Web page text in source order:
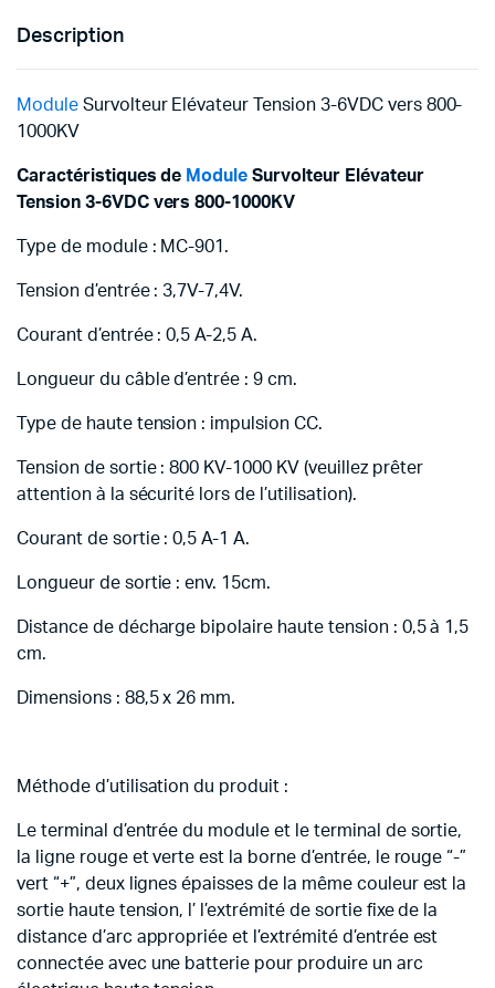
Description
ModuleSurvolteur Elévateur Tension 3-6VDC vers 800-
1000KV
Caractéristiques de Module Survolteur Elévateur
Tension 3-6VDC vers 800-1000KV
Type de module : MC-901.
Tension d’entrée : 3,7V-7,4V.
Courant d’entrée : 0,5 A-2,5 A.
Longueur du câble d’entrée : 9 cm.
Type de haute tension : impulsion CC.
Tension de sortie : 800 KV-1000 KV (veuillez prêter
attention à la sécurité lors de l’utilisation).
Courant de sortie : 0,5 A-1 A.
Longueur de sortie : env. 15cm.
Distance de décharge bipolaire haute tension : 0,5 à 1,5
cm.
Dimensions : 88,5 x 26 mm.
Méthode d’utilisation du produit :
Le terminal d’entrée du module et le terminal de sortie,
la ligne rouge et verte est la borne d’entrée, le rouge “-”
vert “+”, deux lignes épaisses de la même couleur est la
sortie haute tension, l’ l’extrémité de sortie fixe de la
distance d’arc appropriée et l’extrémité d’entrée est
connectée avec une batterie pour produire un arc